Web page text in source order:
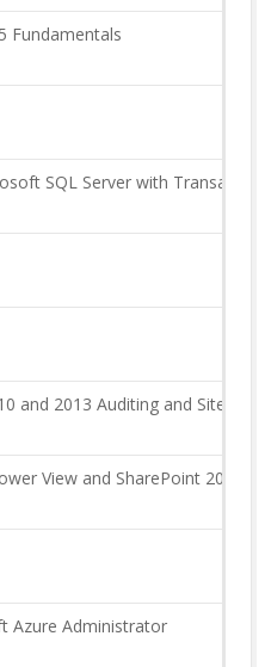
Fundamentals
SQL Server with Transact-
and 2013 Auditing and Site
View and SharePoint 2013
Azure Administrator